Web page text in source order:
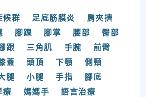
候群 足底筋膜炎
肩夾擠
腳踝 腳掌 腰部
臀部
跟 三角肌 手腕
前臂
蓋 頭頂 下顎
側頸
腿 小腿 手指
腳底
療 媽媽手
語言治療